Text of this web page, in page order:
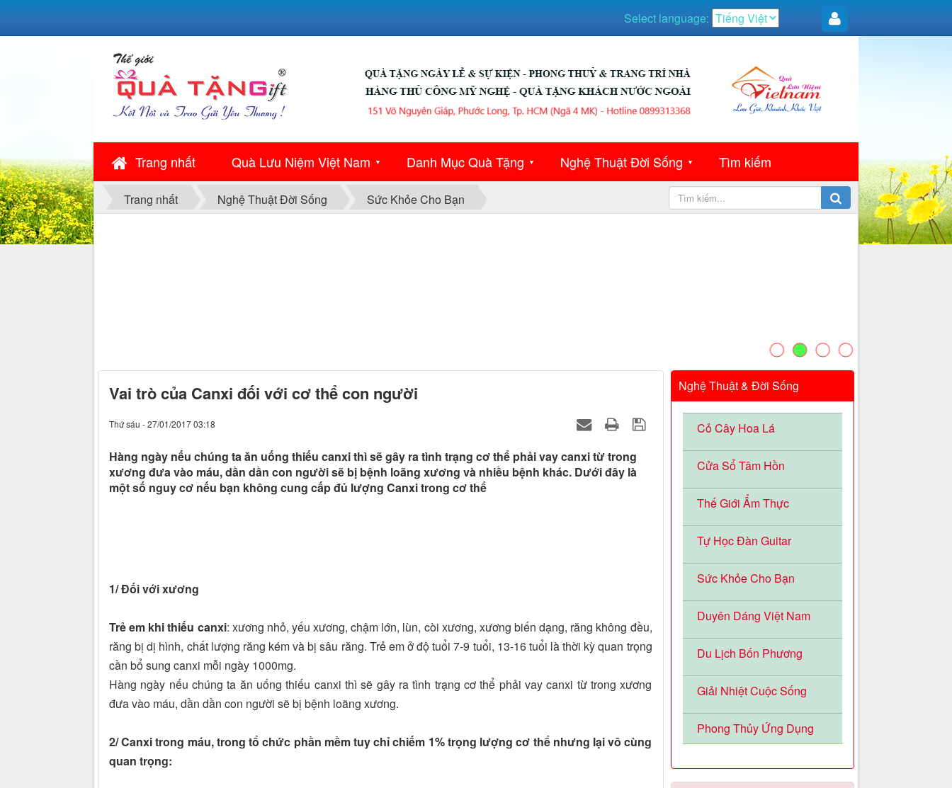
Trang nhất Quà Lưu Niệm Việt Nam ▼ Danh Mục Quà Tặng ▼ Nghệ Thuật Đời Sống ▼ Tìm kiếm
Select language:
Trang nhất Nghệ Thuật Đời Sống Sức Khỏe Cho Bạn
Vai trò của Canxi đối với cơ thể con người
Thứ sáu - 27/01/2017 03:18
Hàng ngày nếu chúng ta ăn uống thiếu canxi thì sẽ gây ra tình trạng cơ thể phải vay canxi từ trong
xương đưa vào máu, dần dần con người sẽ bị bệnh loãng xương và nhiều bệnh khác. Dưới đây là
một số nguy cơ nếu bạn không cung cấp đủ lượng Canxi trong cơ thể
1/ Đối với xương
Trẻ em khi thiếu canxi: xương nhỏ, yếu xương, chậm lớn, lùn, còi xương, xương biến dạng, răng không đều,
răng bị dị hình, chất lượng răng kém và bị sâu răng. Trẻ em ở độ tuổi 7-9 tuổi, 13-16 tuổi là thời kỳ quan trọng
cần bổ sung canxi mỗi ngày 1000mg.
Hàng ngày nếu chúng ta ăn uống thiếu canxi thì sẽ gây ra tình trạng cơ thể phải vay canxi từ trong xương
đưa vào máu, dần dần con người sẽ bị bệnh loãng xương.
2/ Canxi trong máu, trong tổ chức phần mềm tuy chỉ chiếm 1% trọng lượng cơ thể nhưng lại vô cùng
quan trọng:
Nghệ Thuật & Đời Sống
Cỏ Cây Hoa Lá
Cửa Sổ Tâm Hồn
Thế Giới Ẩm Thực
Tự Học Đàn Guitar
Sức Khỏe Cho Bạn
Duyên Dáng Việt Nam
Du Lịch Bốn Phương
Giải Nhiệt Cuộc Sống
Phong Thủy Ứng Dụng